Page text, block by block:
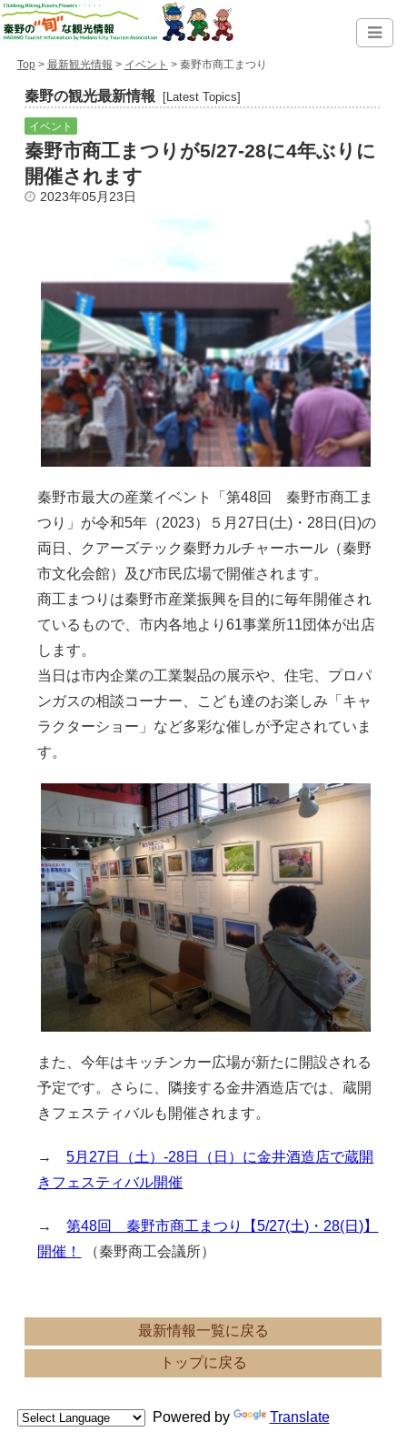
Top> 最新観光情報 > イベント > 秦野市商工まつり
秦野の観光最新情報 [Latest Topics]
イベント
秦野市商工まつりが5/27-28に4年ぶりに
開催されます
2023年05月23日
秦野市最大の産業イベント「第48回 秦野市商工ま
つり」が令和5年（2023）５月27日(土)・28日(日)の
両日、クアーズテック秦野カルチャーホール（秦野
市文化会館）及び市民広場で開催されます。
商工まつりは秦野市産業振興を目的に毎年開催され
ているもので、市内各地より61事業所11団体が出店
します。
当日は市内企業の工業製品の展示や、住宅、プロパ
ンガスの相談コーナー、こども達のお楽しみ「キャ
ラクターショー」など多彩な催しが予定されていま
す。
また、今年はキッチンカー広場が新たに開設される
予定です。さらに、隣接する金井酒造店では、蔵開
きフェスティバルも開催されます。
→5月27日（土）-28日（日）に金井酒造店で蔵開
きフェスティバル開催
→第48回 秦野市商工まつり【5/27(土)・28(日)】
開催！
（秦野商工会議所）
最新情報一覧に戻る
トップに戻る
Powered by Translate